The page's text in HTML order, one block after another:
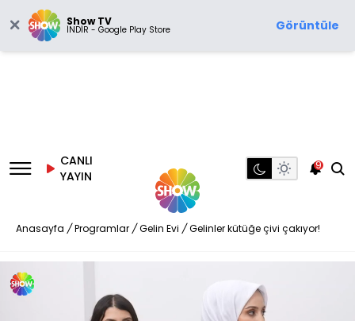
Show TV
İNDİR - Google Play Store Görüntüle
CANLI
YAYIN
9
Anasayfa / Programlar / Gelin Evi / Gelinler kütüğe çivi çakıyor!